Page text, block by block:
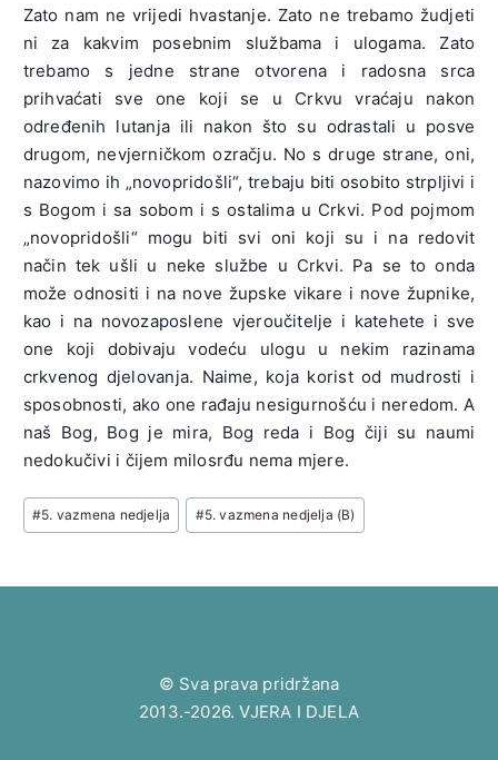
Zato nam ne vrijedi hvastanje. Zato ne trebamo žudjeti
ni za kakvim posebnim službama i ulogama. Zato
trebamo s jedne strane otvorena i radosna srca
prihvaćati sve one koji se u Crkvu vraćaju nakon
određenih lutanja ili nakon što su odrastali u posve
drugom, nevjerničkom ozračju. No s druge strane, oni,
nazovimo ih „novopridošli“, trebaju biti osobito strpljivi i
s Bogom i sa sobom i s ostalima u Crkvi. Pod pojmom
„novopridošli“ mogu biti svi oni koji su i na redovit
način tek ušli u neke službe u Crkvi. Pa se to onda
može odnositi i na nove župske vikare i nove župnike,
kao i na novozaposlene vjeroučitelje i katehete i sve
one koji dobivaju vodeću ulogu u nekim razinama
crkvenog djelovanja. Naime, koja korist od mudrosti i
sposobnosti, ako one rađaju nesigurnošću i neredom. A
naš Bog, Bog je mira, Bog reda i Bog čiji su naumi
nedokučivi i čijem milosrđu nema mjere.
Post
Tags:
#5. vazmena nedjelja #5. vazmena nedjelja (B)
© Sva prava pridržana
2013.-2026. VJERA I DJELA